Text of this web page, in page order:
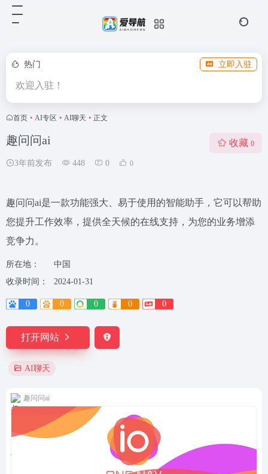
热门 立即入驻
欢迎入驻！
首页 • AI专区 • AI聊天 • 正文
趣问问ai
3年前发布 448 0 0
收藏 0
趣问问ai是一款功能强大、易于使用的智能助手，它可以帮助
您提升工作效率，提供全天候的在线支持，为您的业务增添
竞争力。
所在地：
中国
收录时间：
2024-01-31
0 0 0 0 0
打开网站
AI聊天
趣问问ai